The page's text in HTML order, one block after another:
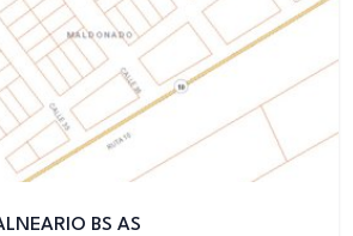
BS AS